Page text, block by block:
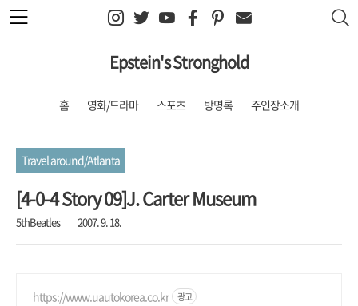
본문 바로가기
Epstein's Stronghold
홈 영화/드라마 스포츠 방명록 주인장소개
Travel around/Atlanta
[4-0-4 Story 09]J. Carter Museum
5thBeatles 2007. 9. 18.
https://www.uautokorea.co.kr 광고